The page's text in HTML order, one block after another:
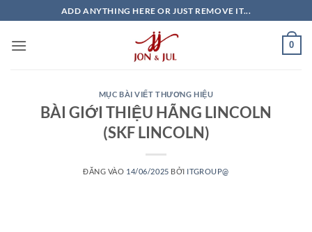
qua
nội
ADD ANYTHING HERE OR JUST REMOVE IT...
0
MỤC BÀI VIẾT THƯƠNG HIỆU
BÀI GIỚI THIỆU HÃNG LINCOLN
(SKF LINCOLN)
ĐĂNG VÀO 14/06/2025 BỞI ITGROUP@